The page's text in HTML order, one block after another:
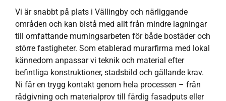
Vi är snabbt på plats i Vällingby och närliggande
områden och kan bistå med allt från mindre lagningar
till omfattande murningsarbeten för både bostäder och
större fastigheter. Som etablerad murarfirma med lokal
kännedom anpassar vi teknik och material efter
befintliga konstruktioner, stadsbild och gällande krav.
Ni får en trygg kontakt genom hela processen – från
rådgivning och materialprov till färdig fasadputs eller